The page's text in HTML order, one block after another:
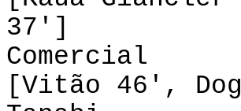
37']
[Vitão 46',